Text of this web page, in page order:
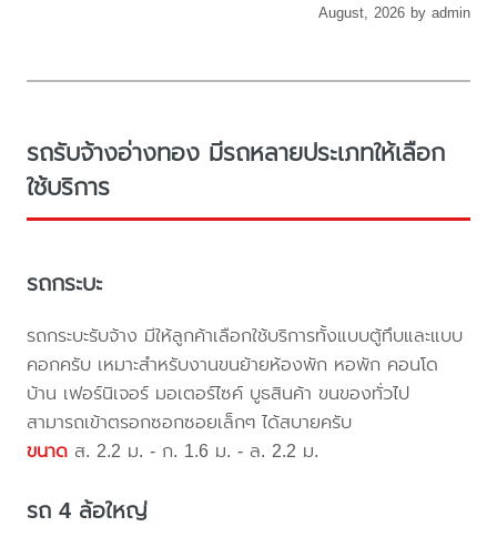
August, 2026 by admin
รถรับจ้างอ่างทอง มีรถหลายประเภทให้เลือก
ใช้บริการ
รถกระบะ
รถกระบะรับจ้าง มีให้ลูกค้าเลือกใช้บริการทั้งแบบตู้ทึบและแบบ
คอกครับ เหมาะสำหรับงานขนย้ายห้องพัก หอพัก คอนโด
บ้าน เฟอร์นิเจอร์ มอเตอร์ไซค์ บูธสินค้า ขนของทั่วไป
สามารถเข้าตรอกซอกซอยเล็กๆ ได้สบายครับ
ขนาด ส. 2.2 ม. - ก. 1.6 ม. - ล. 2.2 ม.
รถ 4 ล้อใหญ่